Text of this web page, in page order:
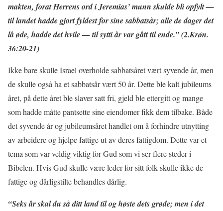
makten, forat Herrens ord i Jeremias’ munn skulde bli opfylt —
til landet hadde gjort fyldest for sine sabbatsår; alle de dager det
lå øde, hadde det hvile — til sytti år var gått til ende.” (2.Krøn.
36:20-21)
Ikke bare skulle Israel overholde sabbatsåret vært syvende år, men
de skulle også ha et sabbatsår vært 50 år. Dette ble kalt jubileums
året, på dette året ble slaver satt fri, gjeld ble ettergitt og mange
som hadde måtte pantsette sine eiendomer fikk dem tilbake. Både
det syvende år og jubileumsåret handlet om å forhindre utnytting
av arbeidere og hjelpe fattige ut av deres fattigdom. Dette var et
tema som var veldig viktig for Gud som vi ser flere steder i
Bibelen. Hvis Gud skulle være leder for sitt folk skulle ikke de
fattige og dårligstilte behandles dårlig.
“Seks år skal du så ditt land til og høste dets grøde; men i det